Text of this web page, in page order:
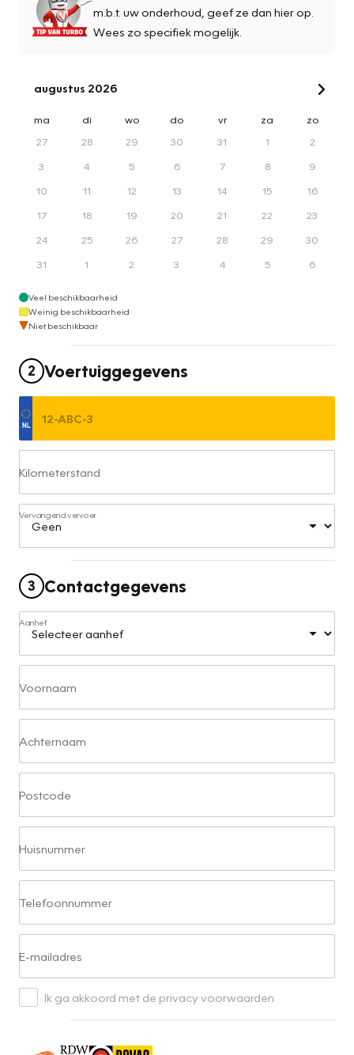
m.b.t. uw onderhoud, geef ze dan hier op.
Wees zo specifiek mogelijk.
augustus 2026
ma di wo do vr za
zo
27
28 29 30 31 1
2
3
4 5 6 7 8
9
10
11 12 13 14 15
16
17
18 19 20 21 22
23
24
25 26 27 28 29
30
31
1 2 3 4 5 6
Veel beschikbaarheid
Weinig beschikbaarheid
Niet beschikbaar
2 Voertuiggegevens
Kilometerstand
Vervangend vervoer
3 Contactgegevens
Aanhef
Voornaam
Achternaam
Postcode
Huisnummer
Telefoonnummer
E-mailadres
Ik ga akkoord met de privacy voorwaarden